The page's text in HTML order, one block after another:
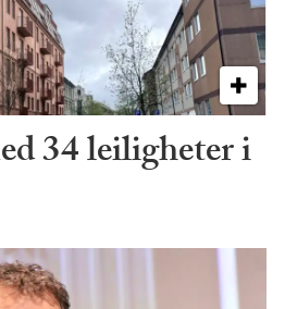
34 leiligheter i